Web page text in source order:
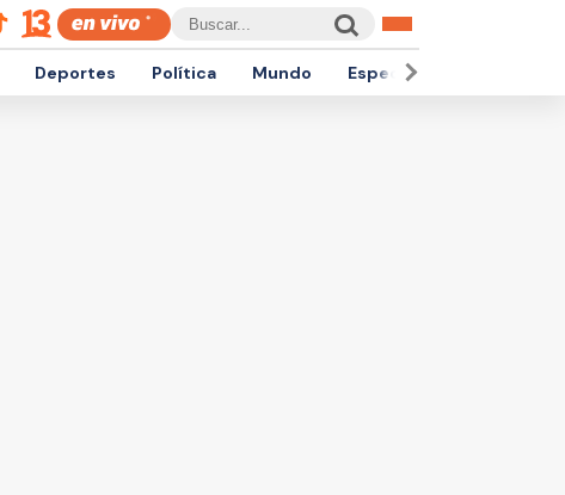
Deportes Política Mundo Espectáculos